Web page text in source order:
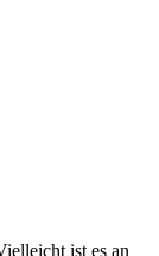
ist es an